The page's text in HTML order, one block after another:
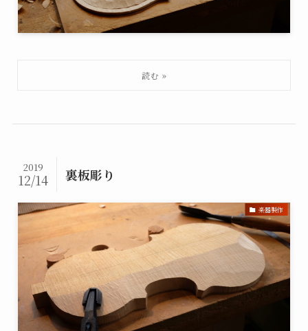
裏板彫り
2019
12/14
楽器製作